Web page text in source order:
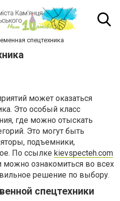
спецтехника
может оказаться
Это особый класс
где можно отыскать
Это могут быть
подъемники,
По ссылке kievspecteh.com
можно ознакомиться во всех
решение по выбору.
спецтехники